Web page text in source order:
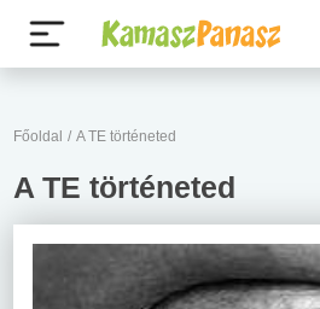
Főoldal / A TE történeted
A TE történeted